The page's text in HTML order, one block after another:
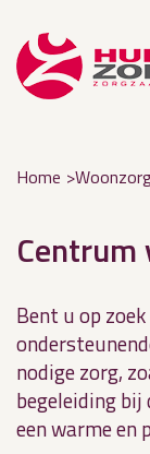
Home
Bent u op
nodige zorg,
begeleiding
een warme en